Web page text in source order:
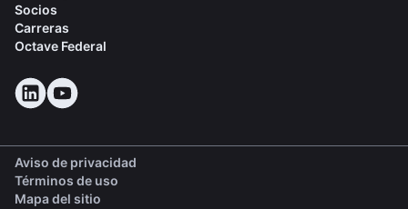
Socios
Carreras
Octave Federal
Aviso de privacidad
Términos de uso
Mapa del sitio